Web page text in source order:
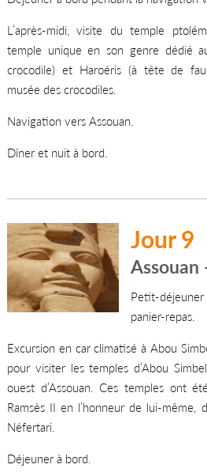
L’après-midi, visite du temple
temple unique en son genre dédié
crocodile) et Haroéris (à tête de
musée des crocodiles.
Navigation vers Assouan.
Dîner et nuit à bord.
Jour 9
Assouan
Petit-
panier-repas.
Excursion en car climatisé à Abou
pour visiter les temples d’Abou
ouest d’Assouan. Ces temples ont
Ramsès II en l’honneur de lui-même,
Néfertari.
Déjeuner à bord.